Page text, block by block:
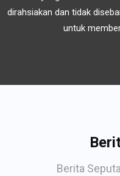
dirahsiakan dan tidak
untuk
Berita